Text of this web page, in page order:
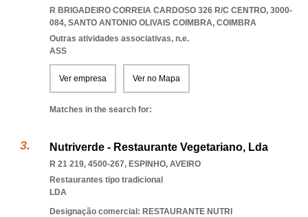
R BRIGADEIRO CORREIA CARDOSO 326 R/C CENTRO, 3000-
084, SANTO ANTONIO OLIVAIS COIMBRA, COIMBRA
Outras atividades associativas, n.e.
ASS
Ver empresa Ver no Mapa
Matches in the search for:
Nutriverde - Restaurante Vegetariano, Lda
R 21 219, 4500-267, ESPINHO, AVEIRO
Restaurantes tipo tradicional
LDA
Designação comercial: RESTAURANTE NUTRI